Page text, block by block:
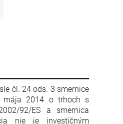
čl. 24 ods. 3 smernice
mája 2014 o trhoch s
92/ES a smernica
nie je investičným